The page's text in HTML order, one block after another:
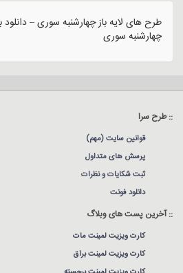
طرح های لایه باز چهارشنبه سوری –
چهارشنبه سوری
:: طرح سرا
قوانین سایت (مهم)
پرسش های متداول
ثبت شکایات و نظرات
دانلود فونت
:: آخرین پست های وبلاگ
کارت ویزیت لمینت مات
کارت ویزیت لمینت براق